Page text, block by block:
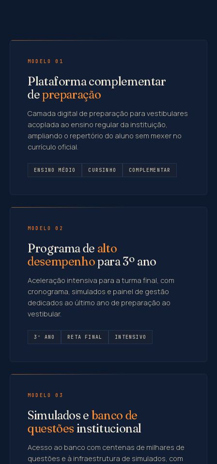
MODELO 01
Plataforma complementar
depreparação
Camada digital de preparação para vestibulares
acoplada ao ensino regular da instituição,
ampliando o repertório do aluno sem mexer no
currículo oficial.
ENSINO MÉDIO CURSINHO COMPLEMENTAR
MODELO 02
Programa de alto
desempenhopara 3º ano
Aceleração intensiva para a turma final, com
cronograma, simulados e painel de gestão
dedicados ao último ano de preparação ao
vestibular.
3º ANO RETA FINAL INTENSIVO
MODELO 03
Simulados e banco de
questões institucional
Acesso ao banco com centenas de milhares de
questões e à infraestrutura de simulados, com